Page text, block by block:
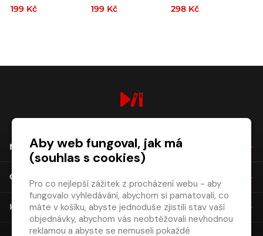
199 Kč 199 Kč 298 Kč
NÁKUP
O SPOLEČNOSTI
KONTAKT
Aby web fungoval, jak má
(souhlas s cookies)
Pro co nejlepší zážitek z procházení webu - aby
fungovalo vyhledávání, abychom si pamatovali, co
máte v košíku, abyste jednoduše zjistili stav vaší
objednávky, abychom vás neobtěžovali nevhodnou
reklamou a abyste se nemuseli pokaždé